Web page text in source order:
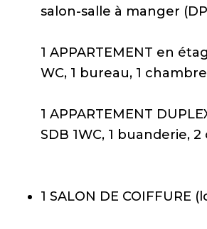
salon-salle à manger
1 APPARTEMENT en
WC, 1 bureau, 1
1 APPARTEMENT
SDB 1WC, 1 buanderie,
1 SALON DE COIFFURE